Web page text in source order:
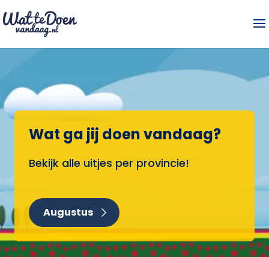
Wat ga jij doen vandaag?
Bekijk alle uitjes per provincie!
Augustus